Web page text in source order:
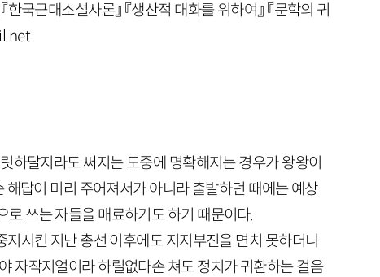
국근대소설사론』 『생산적 대화를 위하여』 『문학의 귀
하달지라도 써지는 도중에 명확해지는 경우가 왕왕이
답이 미리 주어져서가 아니라 출발하던 때에는 예상
쓰는 자들을 매료하기도 하기 때문이다.
시킨 지난 총선 이후에도 지지부진을 면치 못하더니
자작지얼이라 하릴없다손 쳐도 정치가 귀환하는 걸음